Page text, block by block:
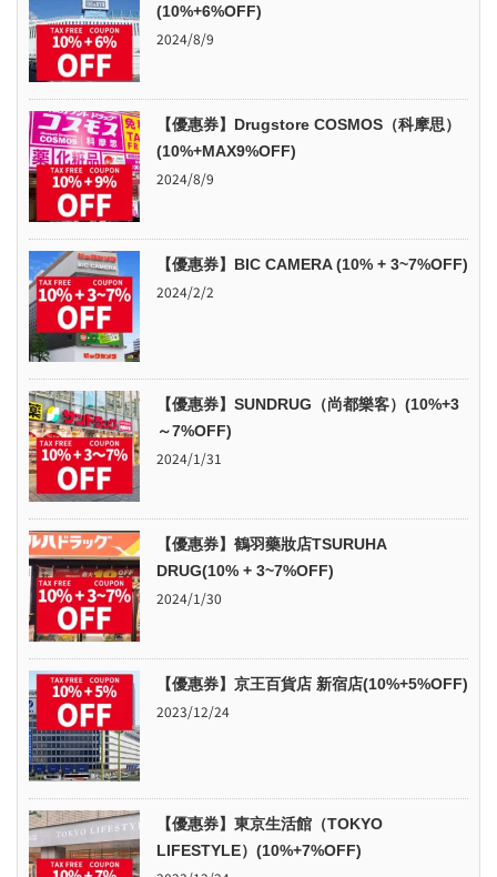
(10%+6%OFF)
2024/8/9
【優惠券】Drugstore COSMOS（科摩思）
(10%+MAX9%OFF)
2024/8/9
【優惠券】BIC CAMERA (10% + 3~7%OFF)
2024/2/2
【優惠券】SUNDRUG（尚都樂客）(10%+3
～7%OFF)
2024/1/31
【優惠券】鶴羽藥妝店TSURUHA
DRUG(10% + 3~7%OFF)
2024/1/30
【優惠券】京王百貨店 新宿店(10%+5%OFF)
2023/12/24
【優惠券】東京生活館（TOKYO
LIFESTYLE）(10%+7%OFF)